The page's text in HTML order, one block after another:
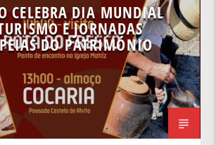
CELEBRA DIA MUNDIAL
E JORNADAS
DO PATRIMÓNIO